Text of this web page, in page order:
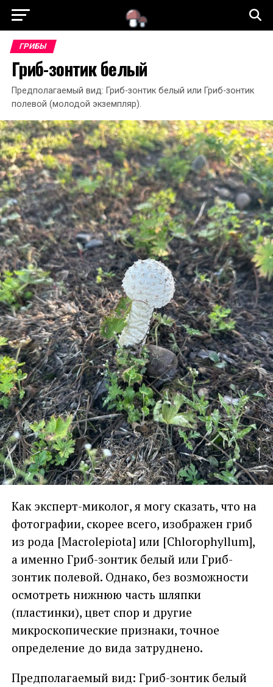
ГЛАВНАЯ
НЕСЪЕДОБНЫЕ ГРИБЫ
ГРИБЫ
Гриб-зонтик белый
Предполагаемый вид: Гриб-зонтик белый или Гриб-зонтик
полевой (молодой экземпляр).
Как эксперт-миколог, я могу сказать, что на
фотографии, скорее всего, изображен гриб
из рода [Macrolepiota] или [Chlorophyllum],
а именно Гриб-зонтик белый или Гриб-
зонтик полевой. Однако, без возможности
осмотреть нижнюю часть шляпки
(пластинки), цвет спор и другие
микроскопические признаки, точное
определение до вида затруднено.
Предполагаемый вид: Гриб-зонтик белый